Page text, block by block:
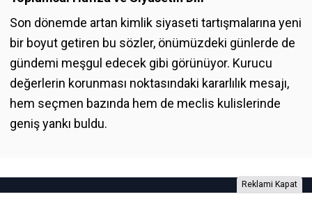
Son dönemde artan kimlik siyaseti tartışmalarına yeni
bir boyut getiren bu sözler, önümüzdeki günlerde de
gündemi meşgul edecek gibi görünüyor. Kurucu
değerlerin korunması noktasındaki kararlılık mesajı,
hem seçmen bazında hem de meclis kulislerinde
geniş yankı buldu.
Reklami Kapat